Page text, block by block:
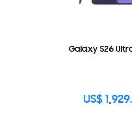
Galaxy S26
US$